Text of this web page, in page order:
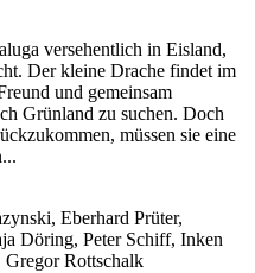
versehentlich in Eisland,
Der kleine Drache findet im
und gemeinsam
Grünland zu suchen. Doch
müssen sie eine
Eberhard Prüter,
Döring, Peter Schiff, Inken
Gregor Rottschalk